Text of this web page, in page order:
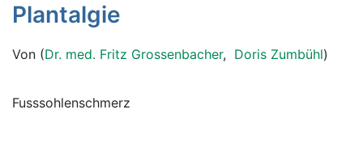
Symptome
Untersuchungen
News
Plantalgie
Von (Dr. med. Fritz Grossenbacher, Doris Zumbühl)
Fusssohlenschmerz